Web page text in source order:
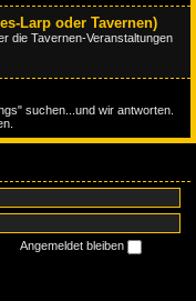
Larp oder Tavernen)
die Tavernen-Veranstaltungen
suchen...und wir antworten.
Angemeldet bleiben